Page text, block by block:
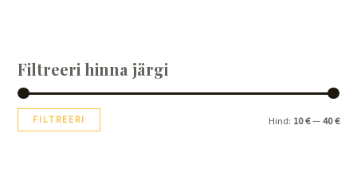
Filtreeri hinna järgi
FILTREERI Hind: 10 €—40 €